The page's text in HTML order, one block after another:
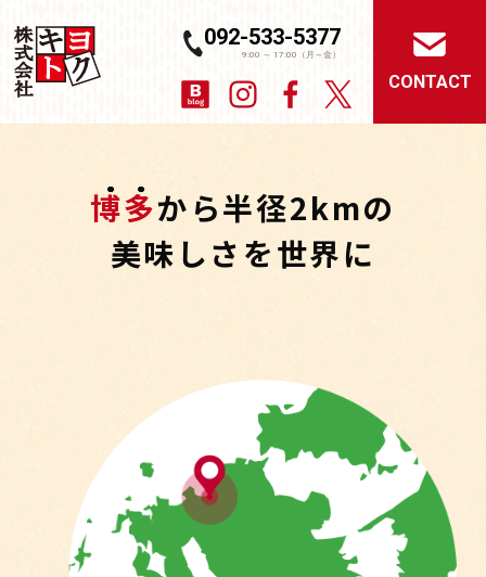
092-533-5377
CONTACT
博多から半径2kmの
美味しさを世界に